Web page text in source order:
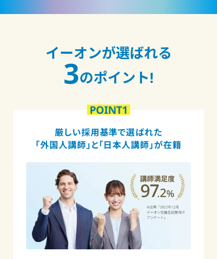
イーオンが選ばれる
3のポイント!
POINT1
厳しい採用基準で選ばれた
「外国人講師」と「日本人講師」が在籍